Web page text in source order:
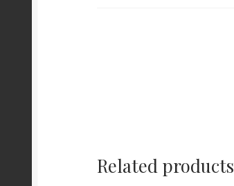
Related products